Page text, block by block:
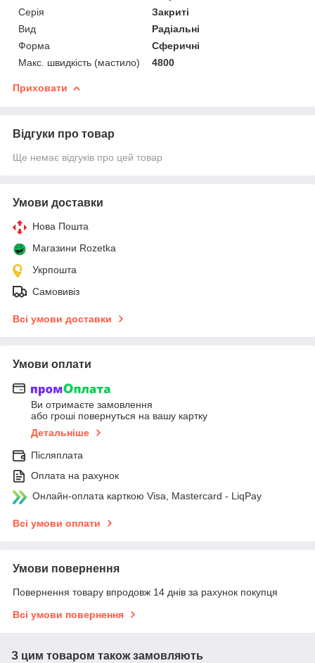
Серія
Закриті
Вид
Радіальні
Форма
Сферичні
Макс. швидкість (мастило)
4800
Приховати
Відгуки про товар
Ще немає відгуків про цей товар
Умови доставки
Нова Пошта
Магазини Rozetka
Укрпошта
Самовивіз
Всі умови доставки
Умови оплати
Ви отримаєте замовлення
або гроші повернуться на вашу картку
Детальніше
Післяплата
Оплата на рахунок
Онлайн-оплата карткою Visa, Mastercard - LiqPay
Всі умови оплати
Умови повернення
Повернення товару впродовж 14 днів за рахунок покупця
Всі умови повернення
З цим товаром також замовляють